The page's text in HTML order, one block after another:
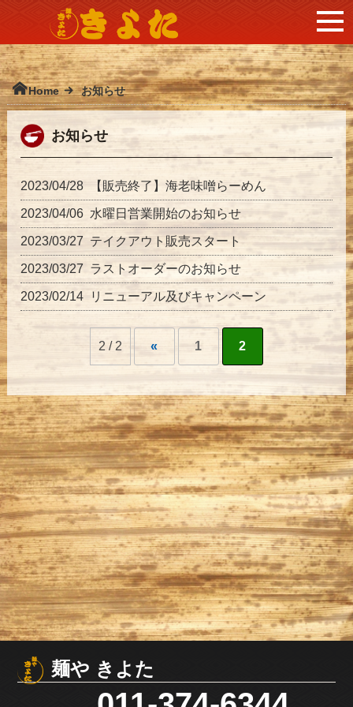
Home お知らせ
お知らせ
2023/04/28 【販売終了】海老味噌らーめん
2023/04/06 水曜日営業開始のお知らせ
2023/03/27 テイクアウト販売スタート
2023/03/27 ラストオーダーのお知らせ
2023/02/14 リニューアル及びキャンペーン
2 / 2 « 1 2
麺や きよた